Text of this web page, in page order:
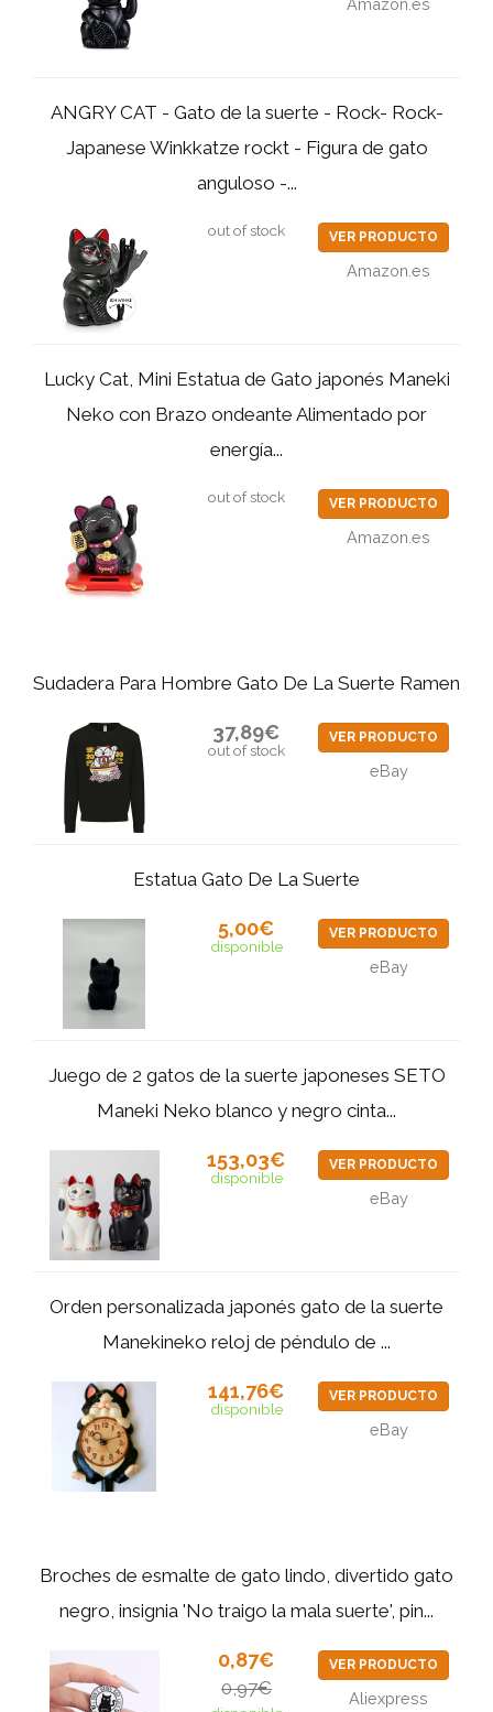
ANGRY CAT - Gato de la suerte - Rock- Rock-
Japanese Winkkatze rockt - Figura de gato
anguloso -...
out of stock VER PRODUCTO
Amazon.es
Lucky Cat, Mini Estatua de Gato japonés Maneki
Neko con Brazo ondeante Alimentado por
energía...
out of stock VER PRODUCTO
Amazon.es
Sudadera Para Hombre Gato De La Suerte Ramen
37,89€
out of stock
VER PRODUCTO
eBay
Estatua Gato De La Suerte
5,00€
disponible
VER PRODUCTO
eBay
Juego de 2 gatos de la suerte japoneses SETO
Maneki Neko blanco y negro cinta...
153,03€
disponible
VER PRODUCTO
eBay
Orden personalizada japonés gato de la suerte
Manekineko reloj de péndulo de ...
141,76€
disponible
VER PRODUCTO
eBay
Broches de esmalte de gato lindo, divertido gato
negro, insignia 'No traigo la mala suerte', pin...
0,87€
0,97€
VER PRODUCTO
Aliexpress